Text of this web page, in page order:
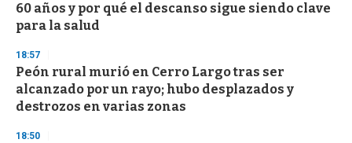
60 años y por qué el descanso sigue siendo clave
para la salud
18:57
Peón rural murió en Cerro Largo tras ser
alcanzado por un rayo; hubo desplazados y
destrozos en varias zonas
18:50